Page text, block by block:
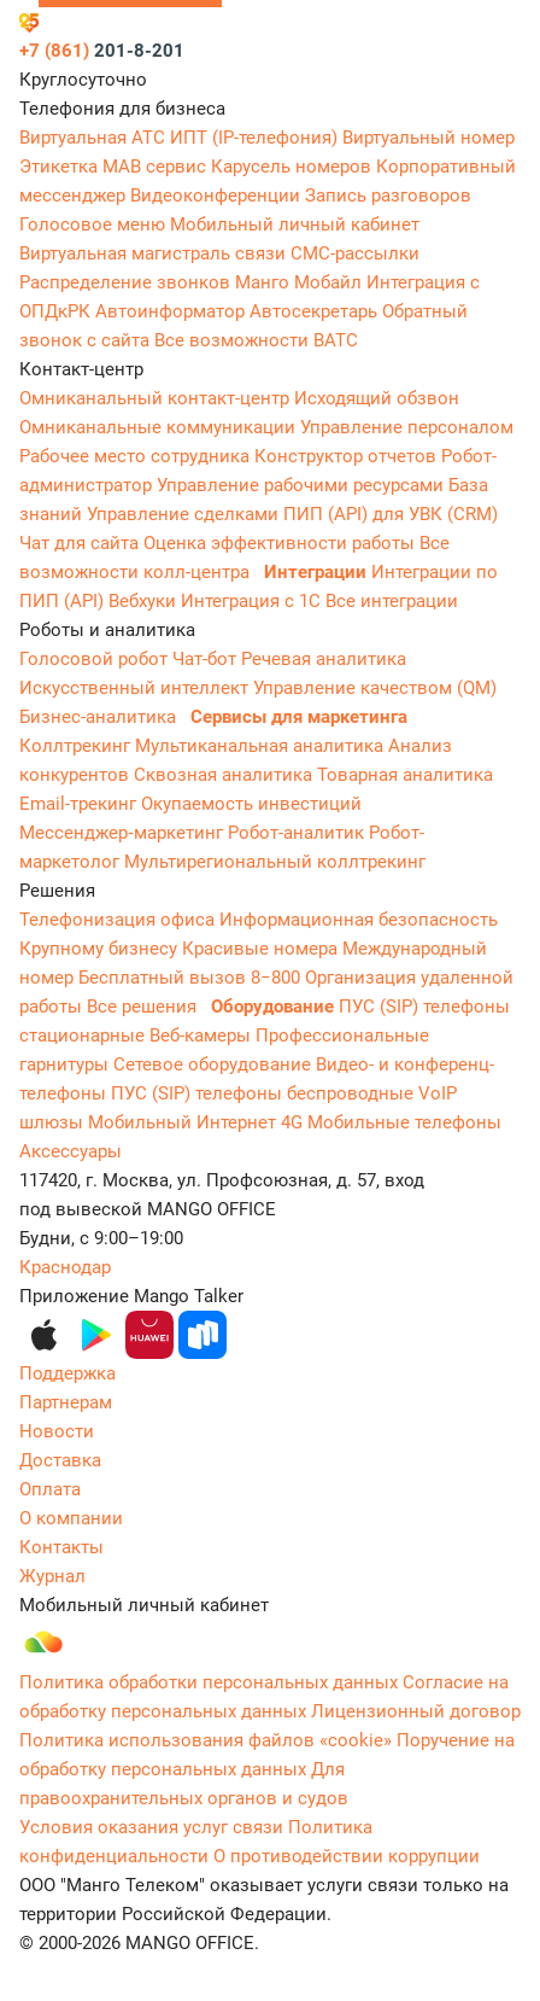
+7 (861) 201-8-201
Круглосуточно
Телефония для бизнеса
Виртуальная АТС ИПТ (IP-телефония) Виртуальный номер
Этикетка МАВ сервис Карусель номеров Корпоративный
мессенджер Видеоконференции Запись разговоров
Голосовое меню Мобильный личный кабинет
Виртуальная магистраль связи СМС-рассылки
Распределение звонков Манго Мобайл Интеграция с
ОПДкРК Автоинформатор Автосекретарь Обратный
звонок с сайта Все возможности ВАТС
Контакт-центр
Омниканальный контакт-центр Исходящий обзвон
Омниканальные коммуникации Управление персоналом
Рабочее место сотрудника Конструктор отчетов Робот-
администратор Управление рабочими ресурсами База
знаний Управление сделками ПИП (API) для УВК (CRM)
Чат для сайта Оценка эффективности работы Все
возможности колл-центра
Интеграции Интеграции по
ПИП (API) Вебхуки Интеграция с 1С Все интеграции
Роботы и аналитика
Голосовой робот Чат-бот Речевая аналитика
Искусственный интеллект Управление качеством (QM)
Бизнес-аналитика
Сервисы для маркетинга
Коллтрекинг Мультиканальная аналитика Анализ
конкурентов Сквозная аналитика Товарная аналитика
Email-трекингОкупаемость инвестиций
Мессенджер‑маркетинг Робот-аналитик Робот-
маркетолог Мультирегиональный коллтрекинг
Решения
Телефонизация офиса Информационная безопасность
Крупному бизнесу Красивые номера Международный
номер Бесплатный вызов 8−800 Организация удаленной
работы Все решения Оборудование ПУС (SIP) телефоны
стационарные Веб-камеры Профессиональные
гарнитуры Сетевое оборудование Видео- и конференц-
телефоны ПУС (SIP) телефоны беспроводные VoIP
шлюзы Мобильный Интернет 4G Мобильные телефоны
Аксессуары
117420, г. Москва, ул. Профсоюзная, д. 57, вход
под вывеской MANGO OFFICE
Будни, с 9:00–19:00
Краснодар
Приложение Mango Talker
Поддержка
Партнерам
Новости
Доставка
Оплата
О компании
Контакты
Журнал
Мобильный личный кабинет
Политика обработки персональных данных Согласие на
обработку персональных данных Лицензионный договор
Политика использования файлов «cookie» Поручение на
обработку персональных данных Для
правоохранительных органов и судов
Условия оказания услуг связи Политика
конфиденциальности О противодействии коррупции
ООО "Манго Телеком" оказывает услуги связи только на
территории Российской Федерации.
© 2000-2026 MANGO OFFICE.